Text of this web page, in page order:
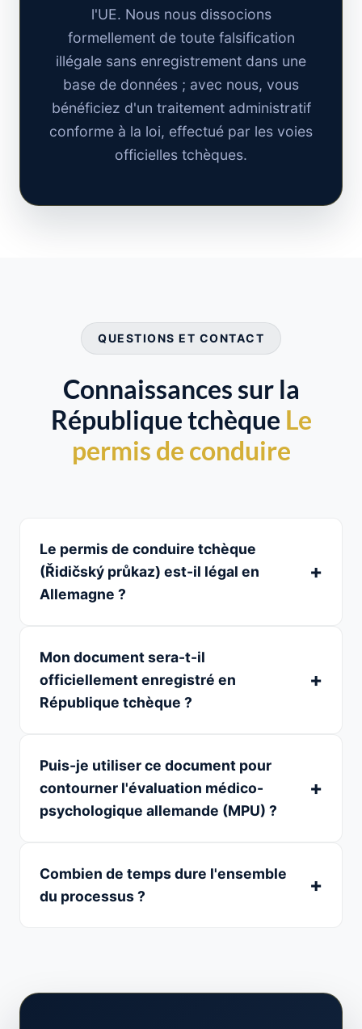
l'UE. Nous nous dissocions
formellement de toute falsification
illégale sans enregistrement dans une
base de données ; avec nous, vous
bénéficiez d'un traitement administratif
conforme à la loi, effectué par les voies
officielles tchèques.
QUESTIONS ET CONTACT
Connaissances sur la
République tchèque Le
permis de conduire
Le permis de conduire tchèque
(Řidičský průkaz) est-il légal en
Allemagne ?
Mon document sera-t-il
officiellement enregistré en
République tchèque ?
Puis-je utiliser ce document pour
contourner l'évaluation médico-
psychologique allemande (MPU) ?
Combien de temps dure l'ensemble
du processus ?